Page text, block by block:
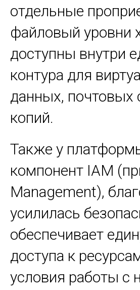
отдельные
файловый уровни
доступны внутри
контура для
данных, почтовых
копий.
Также у
компонент IAM
Management),
усилилась
обеспечивает
доступа к
условия работы с